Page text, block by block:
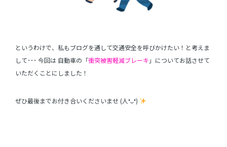
というわけで、私もブログを通して交通安全を呼びかけたい！と考えま
して･･･ 今回は 自動車の「衝突被害軽減ブレーキ 」についてお話させて
いただくことにしました！
ぜひ最後までお付き合いくださいませ (人❛ᴗ❛)